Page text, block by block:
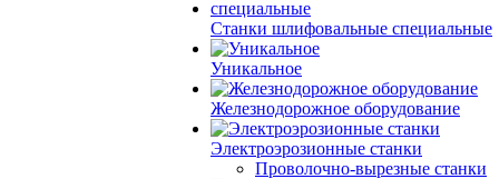
Станки шлифовальные специальные
Уникальное
Железнодорожное оборудование
Электроэрозионные станки
Проволочно-вырезные станки